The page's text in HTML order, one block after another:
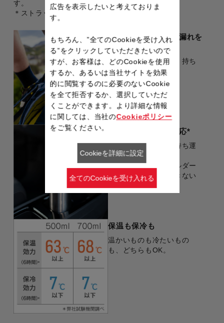
す。
＊ストラップ、チャームコネクターは除く。
密閉力の高いふたで漏れを
防ぐ
しっかり閉まるので、持ち
運び時にも安心。
ドリンクホルダー対応*
置き場所に困らず、持ち運
びしやすい。
＊車種やドリンクホルダー
によっては、対応できない
保温も保冷も
温かいものも冷たいもの
も、どちらもOK。
広告を表示したいと考えておりま
す。
もちろん、”全てのCookieを受け入れ
る”をクリックしていただきたいので
すが、お客様は、どのCookieを使用
するか、あるいは当社サイトを効果
的に閲覧するのに必要のないCookie
を全て拒否するか、選択していただ
くことができます。より詳細な情報
に関しては、当社のCookieポリシー
をご覧ください。
Cookieを詳細に設定
全てのCookieを受け入れる